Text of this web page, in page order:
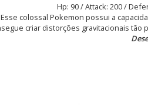
Hp: 90 / Attack: 200 /
colossal Pokemon possui a
criar distorções gravitacionais